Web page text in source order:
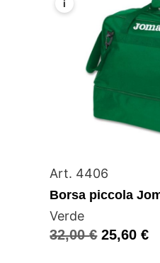
i
Art. 4406
Borsa piccola
Verde
32,00€ 25,60€